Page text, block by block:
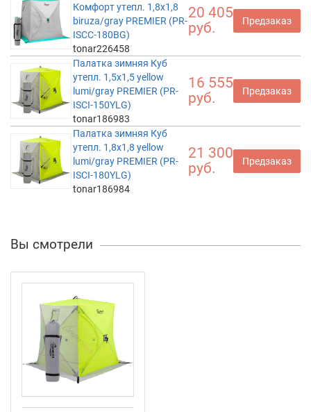
Комфорт утепл. 1,8х1,8
biruza/gray PREMIER (PR-
ISCC-180BG)
tonar226458
20 405
руб.
Предзаказ
Палатка зимняя Куб
утепл. 1,5х1,5 yellow
lumi/gray PREMIER (PR-
ISCI-150YLG)
tonar186983
16 555
руб.
Предзаказ
Палатка зимняя Куб
утепл. 1,8х1,8 yellow
lumi/gray PREMIER (PR-
ISCI-180YLG)
tonar186984
21 300
руб.
Предзаказ
Вы смотрели